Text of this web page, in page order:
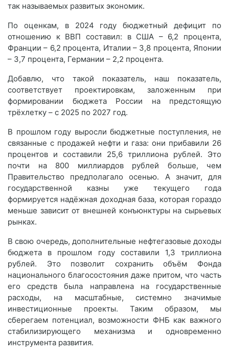
так называемых развитых экономик.
По оценкам, в 2024 году бюджетный дефицит по
отношению к ВВП составил: в США – 6,2 процента,
Франции – 6,2 процента, Италии – 3,8 процента, Японии
– 3,7 процента, Германии – 2,2 процента.
Добавлю, что такой показатель, наш показатель,
соответствует проектировкам, заложенным при
формировании бюджета России на предстоящую
трёхлетку – с 2025 по 2027 год.
В прошлом году выросли бюджетные поступления, не
связанные с продажей нефти и газа: они прибавили 26
процентов и составили 25,6 триллиона рублей. Это
почти на 800 миллиардов рублей больше, чем
Правительство предполагало осенью. А значит, для
государственной казны уже текущего года
формируется надёжная доходная база, которая гораздо
меньше зависит от внешней конъюнктуры на сырьевых
рынках.
В свою очередь, дополнительные нефтегазовые доходы
бюджета в прошлом году составили 1,3 триллиона
рублей. Это позволит сохранить объём Фонда
национального благосостояния даже притом, что часть
его средств была направлена на государственные
расходы, на масштабные, системно значимые
инвестиционные проекты. Таким образом, мы
сберегаем потенциал, возможности ФНБ как важного
стабилизирующего механизма и одновременно
инструмента развития.